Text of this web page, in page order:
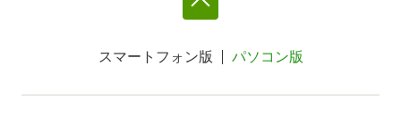
スマートフォン版 パソコン版